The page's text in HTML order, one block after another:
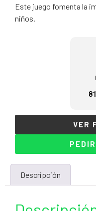
Este juego fomenta la
niños.
VER
Descripción